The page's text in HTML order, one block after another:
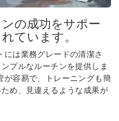
の成功をサポー
ています。
には業務グレードの清潔さ
プルなルーチンを提供しま
が容易で、トレーニングも簡
め、見違えるような成果が